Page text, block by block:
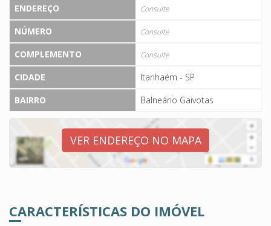
ENDEREÇO Consulte
NÚMERO Consulte
COMPLEMENTO Consulte
CIDADE
Itanhaém - SP
BAIRRO
Balneário Gaivotas
VER ENDEREÇO NO MAPA
CARACTERÍSTICAS DO IMÓVEL